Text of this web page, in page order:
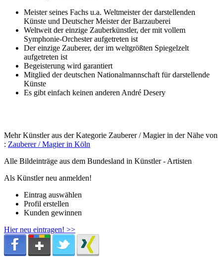
Meister seines Fachs u.a. Weltmeister der darstellenden
Künste und Deutscher Meister der Barzauberei
Weltweit der einzige Zauberkünstler, der mit vollem
Symphonie-Orchester aufgetreten ist
Der einzige Zauberer, der im weltgrößten Spiegelzelt
aufgetreten ist
Begeisterung wird garantiert
Mitglied der deutschen Nationalmannschaft für darstellende
Künste
Es gibt einfach keinen anderen André Desery
Mehr Künstler aus der Kategorie Zauberer / Magier in der Nähe von
: Zauberer / Magier in Köln
Alle Bildeinträge aus dem Bundesland in Künstler - Artisten
Als Künstler neu anmelden!
Eintrag auswählen
Profil erstellen
Kunden gewinnen
Hier neu eintragen! >>